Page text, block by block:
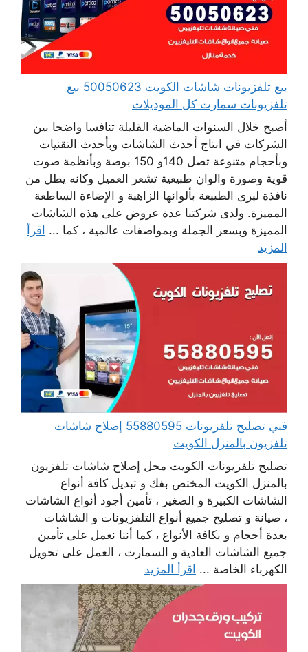
بيع تلفزيونات شاشات الكويت 50050623 بيع
تلفزيونات سمارت كل الموديلات
أصبح خلال السنوات الماضية القليلة تنافسا واضحا بين
الشركات في انتاج أحدث الشاشات وبأحدث التقنيات
وبأحجام متنوعة تصل 140و 150 بوصة وبأنظمة صوت
قوية وصورة والوان طبيعية تشعر العميل وكانه يطل من
نافذة ليرى الطبيعة بألوانها الزاهية و الإضاءة الساطعة
المميزة. ولدى شركتنا عدة عروض على هذه الشاشات
المميزة وبسعر الجملة وبمواصفات عالمية ، كما ... اقرأ
المزيد
فني تصليح تلفزيونات 55880595 إصلاح شاشات
تلفزيون بالمنزل الكويت
تصليح تلفزيونات الكويت محل إصلاح شاشات تلفزيون
بالمنزل الكويت المختص بفك و تبديل كافة أنواع
الشاشات الكبيرة و الصغير ، تأمين أجود أنواع الشاشات
، صيانة و تصليح جميع أنواع التلفزيونات و الشاشات
بعدة أحجام و بكافة الأنواع ، كما أننا نعمل على تأمين
جميع الشاشات العادية و السمارت ، العمل على تحويل
الكهرباء الخاصة ... اقرأ المزيد